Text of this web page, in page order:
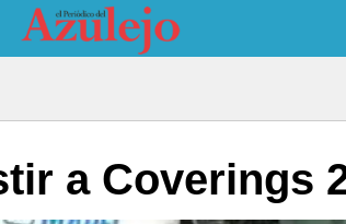
a Coverings